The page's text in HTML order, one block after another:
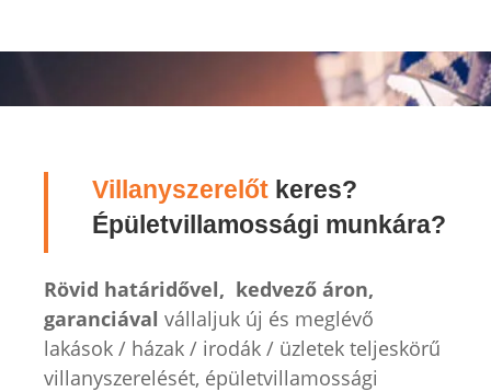
Villanyszerelőt keres?
Épületvillamossági munkára?
Rövid határidővel, kedvező áron,
garanciával vállaljuk új és meglévő
lakások / házak / irodák / üzletek teljeskörű
villanyszerelését, épületvillamossági